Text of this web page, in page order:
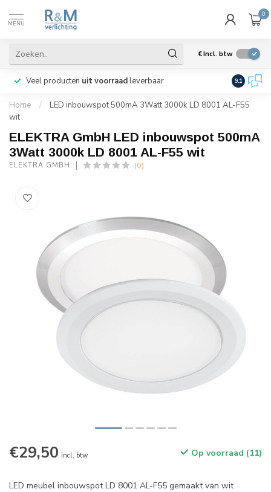
MENU
0
€Incl. btw
Veel producten uit voorraadleverbaar Wij
9.1
Home /
LED inbouwspot 500mA 3Watt 3000k LD 8001 AL-F55
wit
ELEKTRA GmbH LED inbouwspot 500mA
3Watt 3000k LD 8001 AL-F55 wit
ELEKTRA GMBH (0)
€29,50 Incl. btw Op voorraad (11)
LED meubel inbouwspot LD 8001 AL-F55 gemaakt van wit